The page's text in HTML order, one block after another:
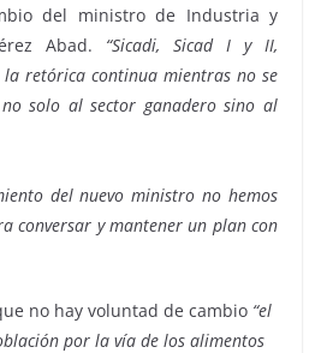
del ministro de Industria y
Abad. “Sicadi, Sicad I y II,
la retórica continua mientras no se
solo al sector ganadero sino al
del nuevo ministro no hemos
conversar y mantener un plan con
no hay voluntad de cambio “el
por la vía de los alimentos